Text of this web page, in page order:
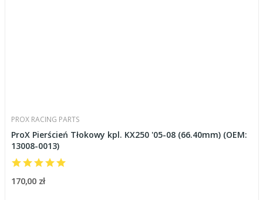
PROX RACING PARTS
ProX Pierścień Tłokowy kpl. KX250 '05-08 (66.40mm) (OEM:
13008-0013)
170,00 zł